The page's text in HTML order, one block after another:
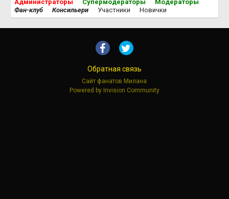
Администраторы Супермодераторы
Модераторы
Фан-клуб
Консильери Участники Новички
Обратная связь
Сайт фанатов Милана
Powered by Invision Community